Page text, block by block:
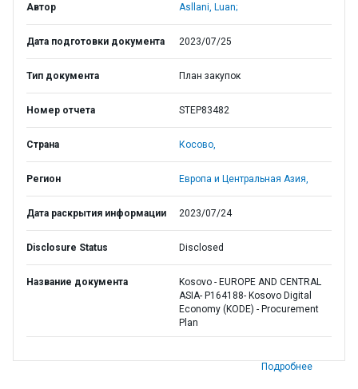
Автор Asllani, Luan;
Дата подготовки документа 2023/07/25
Тип документа План закупок
Номер отчета STEP83482
Страна Косово,
Регион Европа и Центральная Азия,
Дата раскрытия информации 2023/07/24
Disclosure Status Disclosed
Название документа
Kosovo - EUROPE AND CENTRAL
ASIA- P164188- Kosovo Digital
Economy (KODE) - Procurement
Plan
Подробнее